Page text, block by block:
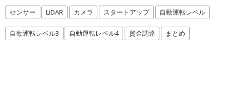
センサー LiDAR カメラ スタートアップ 自動運転レベル
自動運転レベル3 自動運転レベル4 資金調達 まとめ